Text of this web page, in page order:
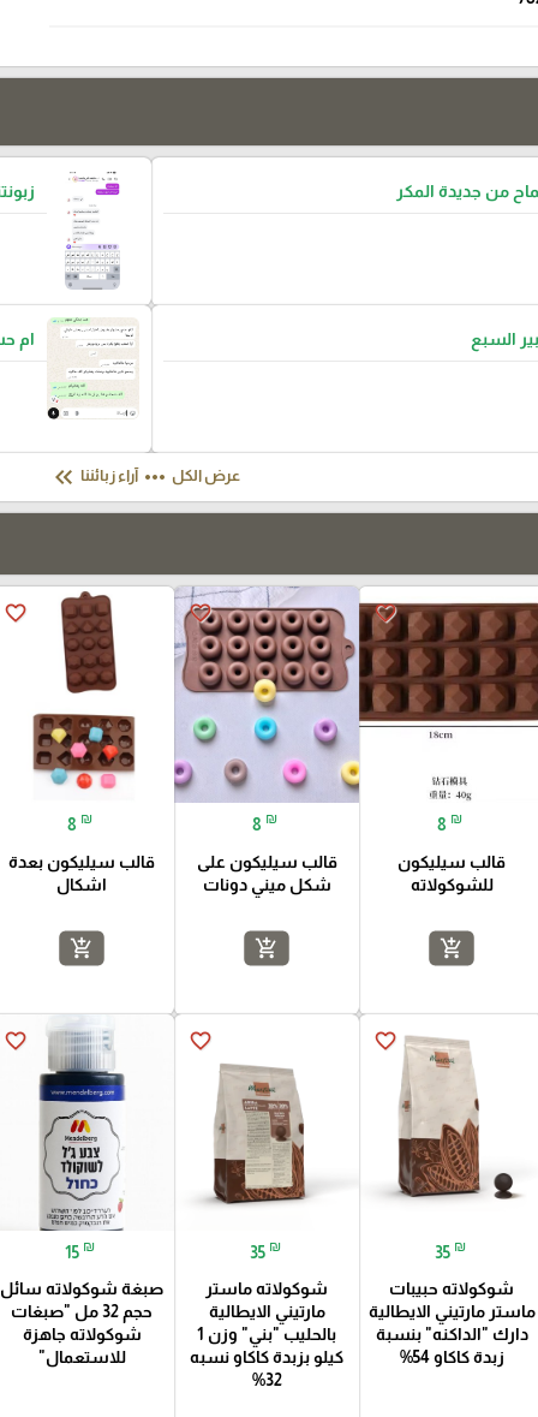
من جديدة المكر
السبع ام
عرض الكل more_horiz آراء زبائننا keyboard_double_arrow_left
favorite_border
8 ₪
قالب سيليكون
للشوكولاته
add_shopping_cart
favorite_border
8 ₪
قالب سيليكون على
شكل ميني دونات
add_shopping_cart
favorite_border
8 ₪
قالب سيليكون بعدة
اشكال
add_shopping_cart
favorite_border
35 ₪
شوكولاته حبيبات
ماستر مارتيني الايطالية
دارك "الداكنه" بنسبة
زبدة كاكاو 54%
favorite_border
35 ₪
شوكولاته ماستر
مارتيني الايطالية
بالحليب "بني" وزن 1
كيلو بزبدة كاكاو نسبه
32%
favorite_border
15 ₪
صبغة شوكولاته سائل
حجم 32 مل "صبغات
شوكولاته جاهزة
للاستعمال"